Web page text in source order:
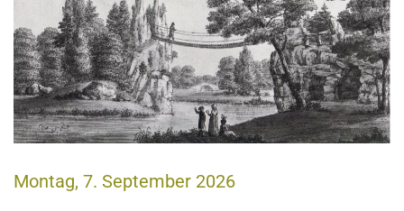
Montag, 7. September 2026